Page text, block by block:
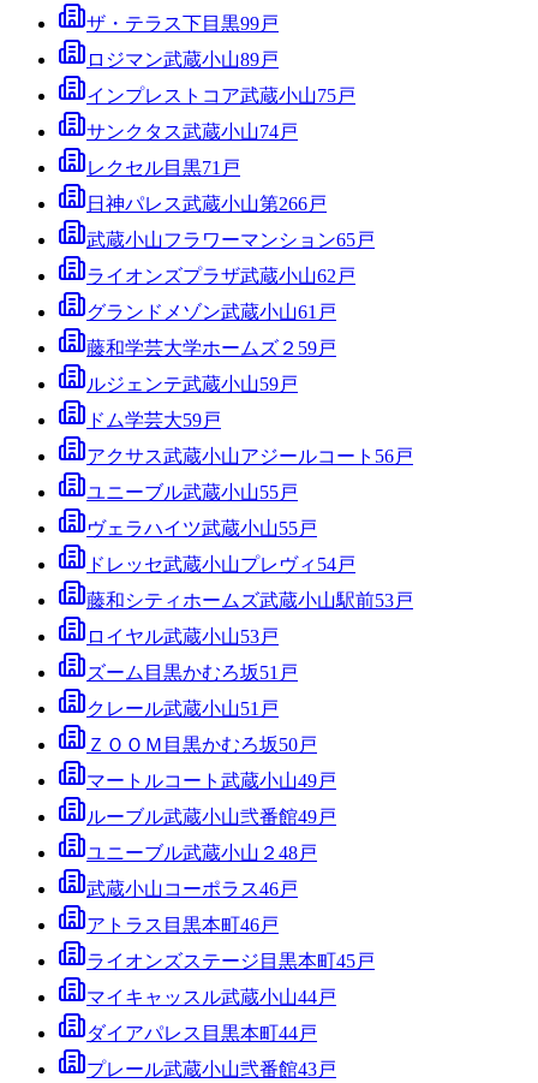
ザ・テラス下目黒99戸
ロジマン武蔵小山89戸
インプレストコア武蔵小山75戸
サンクタス武蔵小山74戸
レクセル目黒71 戸
日神パレス武蔵小山第266戸
武蔵小山フラワーマンション65戸
ライオンズプラザ武蔵小山62 戸
グランドメゾン武蔵小山61 戸
藤和学芸大学ホームズ２ 59戸
ルジェンテ武蔵小山59戸
ドム学芸大59戸
アクサス武蔵小山アジールコート 56戸
ユニーブル武蔵小山55戸
ヴェラハイツ武蔵小山55戸
ドレッセ武蔵小山プレヴィ 54戸
藤和シティホームズ武蔵小山駅前53戸
ロイヤル武蔵小山53戸
ズーム目黒かむろ坂51 戸
クレール武蔵小山51 戸
ＺＯＯＭ目黒かむろ坂50戸
マートルコート武蔵小山49戸
ルーブル武蔵小山弐番館49戸
ユニーブル武蔵小山２ 48戸
武蔵小山コーポラス46戸
アトラス目黒本町46戸
ライオンズステージ目黒本町45戸
マイキャッスル武蔵小山44戸
ダイアパレス目黒本町44戸
プレール武蔵小山弐番館43戸